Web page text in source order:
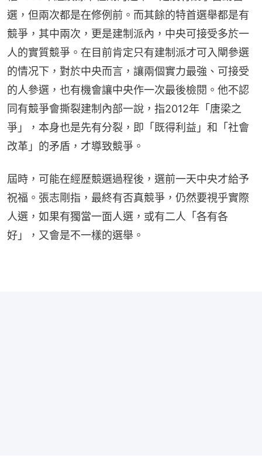
選，但兩次都是在修例前。而其餘的特首選舉都是有
競爭，其中兩次，更是建制派內，中央可接受多於一
人的實質競爭。在目前肯定只有建制派才可入閘參選
的情况下，對於中央而言，讓兩個實力最強、可接受
的人參選，也有機會讓中央作一次最後檢閱。他不認
同有競爭會撕裂建制內部一說，指2012年「唐梁之
爭」，本身也是先有分裂，即「既得利益」和「社會
改革」的矛盾，才導致競爭。
屆時，可能在經歷競選過程後，選前一天中央才給予
祝福。張志剛指，最終有否真競爭，仍然要視乎實際
人選，如果有獨當一面人選，或有二人「各有各
好」，又會是不一樣的選舉。